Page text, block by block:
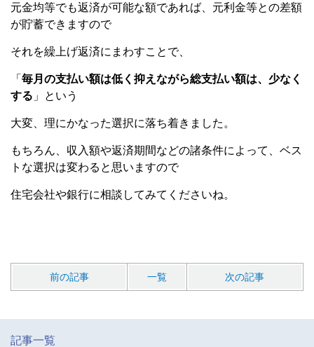
元金均等でも返済が可能な額であれば、元利金等との差額
が貯蓄できますので
それを繰上げ返済にまわすことで、
「 毎月の支払い額は低く抑えながら総支払い額は、少なく
する 」という
大変、理にかなった選択に落ち着きました。
もちろん、収入額や返済期間などの諸条件によって、ベス
トな選択は変わると思いますので
住宅会社や銀行に相談してみてくださいね。
前の記事 一覧 次の記事
記事一覧